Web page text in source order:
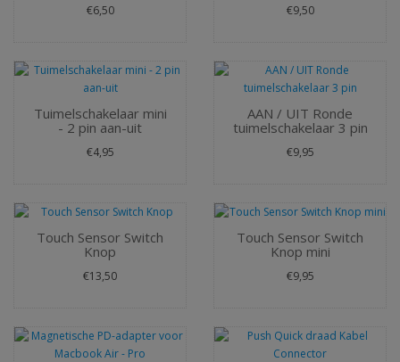
€6,50 €9,50
Tuimelschakelaar mini
- 2 pin aan-uit
€4,95
AAN / UIT Ronde
tuimelschakelaar 3 pin
€9,95
Touch Sensor Switch
Knop
€13,50
Touch Sensor Switch
Knop mini
€9,95